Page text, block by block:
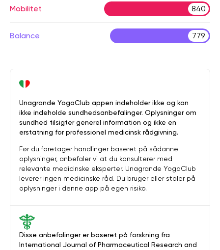
Mobilitet 840
Balance 779
Disse anbefalinger er baseret på forskning fra
International Journal of Pharmaceutical Research and
Unagrande YogaClub appen indeholder ikke og kan
ikke indeholde sundhedsanbefalinger. Oplysninger om
sundhed tilsigter generel information og ikke en
erstatning for professionel medicinsk rådgivning.
Før du foretager handlinger baseret på sådanne
oplysninger, anbefaler vi at du konsulterer med
relevante medicinske eksperter. Unagrande YogaClub
leverer ingen medicinske råd. Du bruger eller stoler på
oplysninger i denne app på egen risiko.